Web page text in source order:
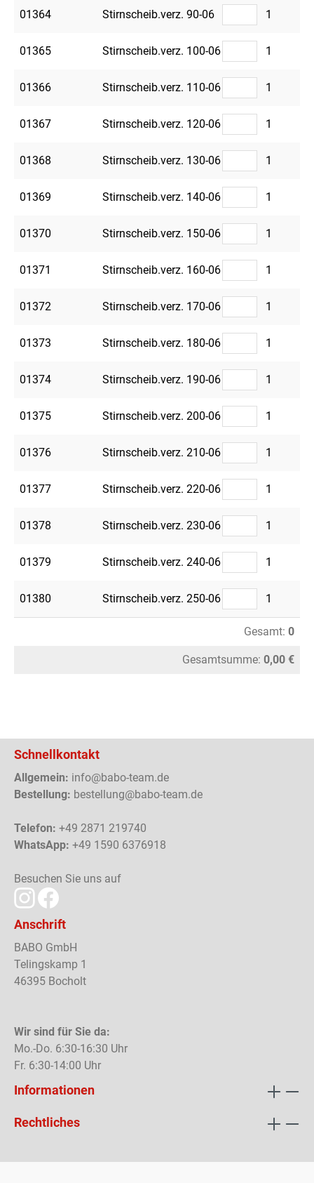
01364 Stirnscheib.verz. 90-06 1
01365 Stirnscheib.verz. 100-06 1
01366 Stirnscheib.verz. 110-06 1
01367 Stirnscheib.verz. 120-06 1
01368 Stirnscheib.verz. 130-06 1
01369 Stirnscheib.verz. 140-06 1
01370 Stirnscheib.verz. 150-06 1
01371 Stirnscheib.verz. 160-06 1
01372 Stirnscheib.verz. 170-06 1
01373 Stirnscheib.verz. 180-06 1
01374 Stirnscheib.verz. 190-06 1
01375 Stirnscheib.verz. 200-06 1
01376 Stirnscheib.verz. 210-06 1
01377 Stirnscheib.verz. 220-06 1
01378 Stirnscheib.verz. 230-06 1
01379 Stirnscheib.verz. 240-06 1
01380 Stirnscheib.verz. 250-06 1
Gesamt: 0
Gesamtsumme: 0,00 €
Schnellkontakt
Allgemein: info@babo-team.de
Bestellung: bestellung@babo-team.de
Telefon: +49 2871 219740
WhatsApp: +49 1590 6376918
Besuchen Sie uns auf
Anschrift
BABO GmbH
Telingskamp 1
46395 Bocholt
Wir sind für Sie da:
Mo.-Do. 6:30-16:30 Uhr
Fr. 6:30-14:00 Uhr
Informationen
Rechtliches